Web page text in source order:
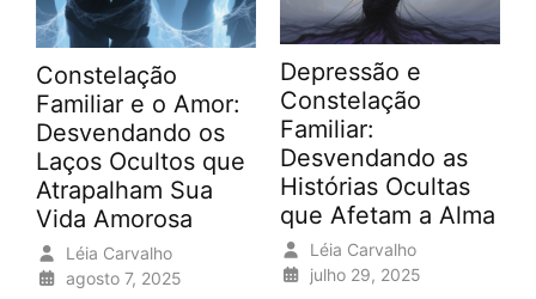
Constelação
Familiar e o Amor:
Desvendando os
Laços Ocultos que
Atrapalham Sua
Vida Amorosa
Léia Carvalho
agosto 7, 2025
Depressão e
Constelação
Familiar:
Desvendando as
Histórias Ocultas
que Afetam a Alma
Léia Carvalho
julho 29, 2025